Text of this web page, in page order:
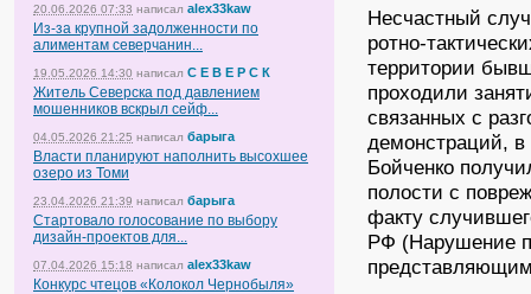
20.06.2026 07:33 написал alex33kaw
Из-за крупной задолженности по
алиментам северчанин...
19.05.2026 14:30 написал С Е В Е Р С К
Житель Северска под давлением
мошенников вскрыл сейф...
04.05.2026 21:25 написал барыга
Власти планируют наполнить высохшее
озеро из Томи
23.04.2026 21:39 написал барыга
Стартовало голосование по выбору
дизайн-проектов для...
07.04.2026 15:18 написал alex33kaw
Конкурс чтецов «Колокол Чернобыля»
Несчастный
ротно-
территории
проходили
связанных с
демонстраций, в
Бойченко
полости с
факту
РФ (Нарушение